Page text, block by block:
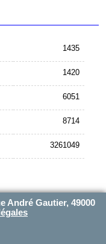
1435
1420
6051
8714
3261049
André Gautier, 49000